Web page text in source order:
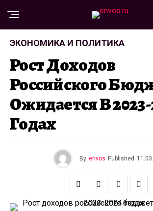
ЭКОНОМИКА И ПОЛИТИКА
Рост Доходов
Российского
Ожидается В
Годах
By envos Published